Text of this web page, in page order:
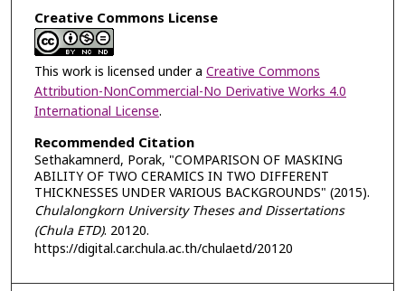
Creative Commons License
This work is licensed under a Creative Commons
Attribution-NonCommercial-No Derivative Works 4.0
International License.
Recommended Citation
Sethakamnerd, Porak, "COMPARISON OF MASKING
ABILITY OF TWO CERAMICS IN TWO DIFFERENT
THICKNESSES UNDER VARIOUS BACKGROUNDS" (2015).
Chulalongkorn University Theses and Dissertations
(Chula ETD). 20120.
https://digital.car.chula.ac.th/chulaetd/20120